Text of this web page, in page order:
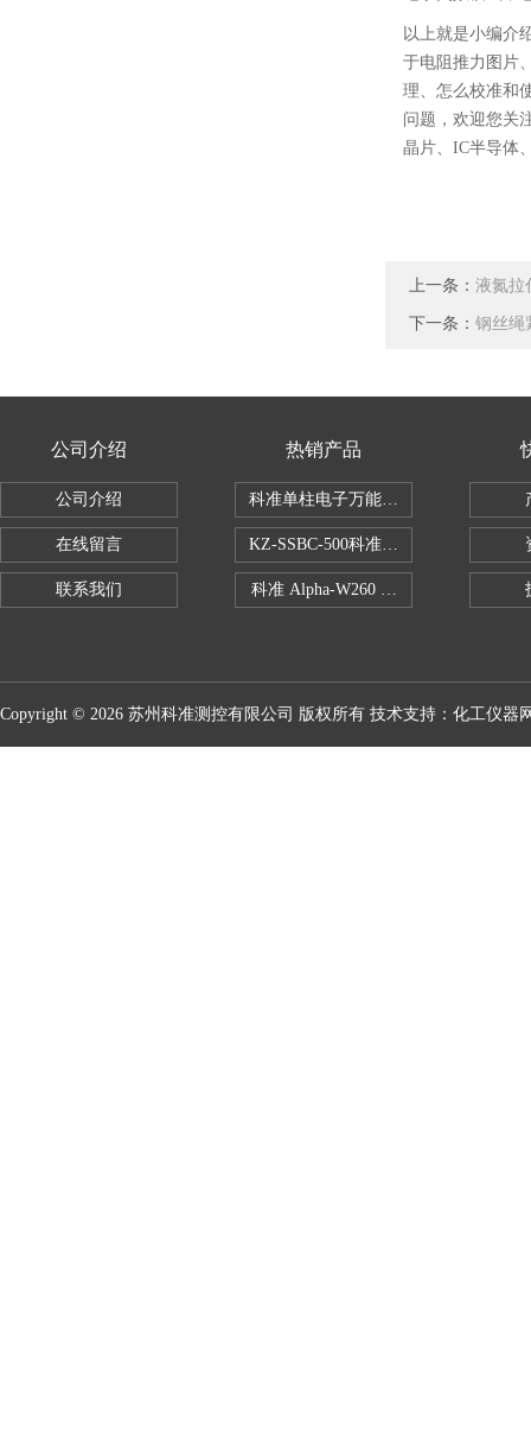
以上就是小编介
于电阻推力图片
理、怎么校准和
问题，欢迎您关
晶片、IC半导体
上一条： 液氮拉
下一条： 钢丝绳
公司介绍
公司介绍
在线留言
联系我们
热销产品
科准单柱电子万能拉力机KZ-SSBC-500
KZ-SSBC-500科准单柱电子万能试验
科准 Alpha-W260 半导体全自动推拉
Copyright © 2026 苏州科准测控有限公司 版权所有 技术支持： 化工仪器